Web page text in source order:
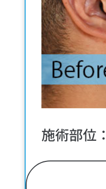
施術部位：